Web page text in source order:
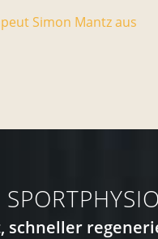
Simon Mantz aus